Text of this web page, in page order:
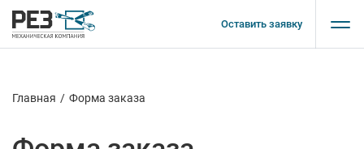
Оставить заявку
Главная / Форма заказа